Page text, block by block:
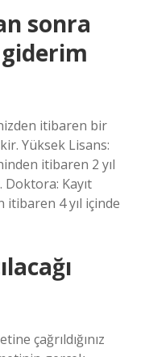
sonra
itibaren bir
Yüksek Lisans:
itibaren 2 yıl
Doktora: Kayıt
4 yıl içinde
çağrıldığınız